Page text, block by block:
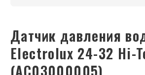
Датчик давления воды
Electrolux 24-32 Hi-
(AC03000005)